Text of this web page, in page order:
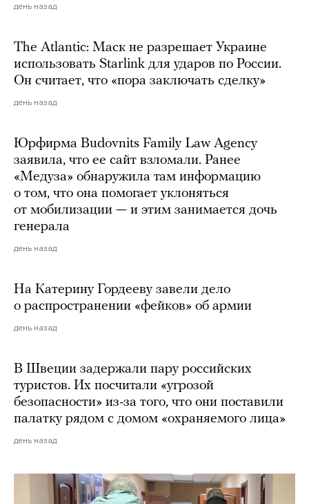
день назад
The Atlantic: Маск не разрешает Украине
использовать Starlink для ударов по России.
Он считает, что «пора заключать сделку»
день назад
Юрфирма Budovnits Family Law Agency
заявила, что ее сайт взломали. Ранее
«Медуза» обнаружила там информацию
о том, что она помогает уклоняться
от мобилизации — и этим занимается дочь
генерала
день назад
На Катерину Гордееву завели дело
о распространении «фейков» об армии
день назад
В Швеции задержали пару российских
туристов. Их посчитали «угрозой
безопасности» из-за того, что они поставили
палатку рядом с домом «охраняемого лица»
день назад